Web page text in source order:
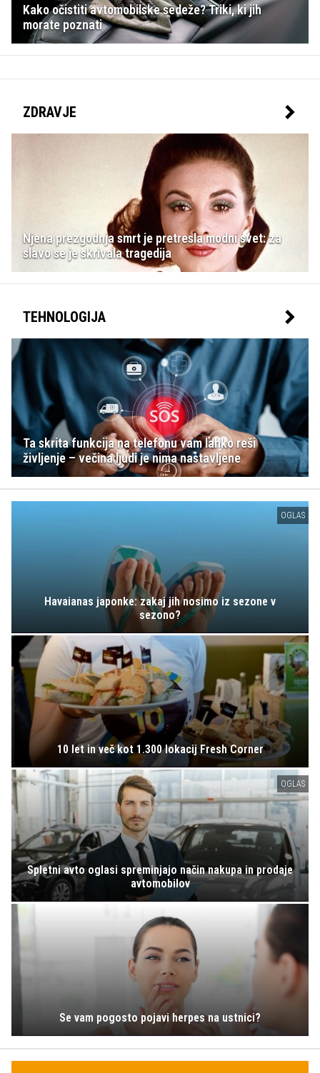
Kako očistiti avtomobilske sedeže? Triki, ki jih
morate poznati
ZDRAVJE
Njena prezgodnja smrt je pretresla modni svet: za
slavo se je skrivala tragedija
TEHNOLOGIJA
Ta skrita funkcija na telefonu vam lahko reši
življenje – večina ljudi je nima nastavljene
OGLAS
Havaianas japonke: zakaj jih nosimo iz sezone v
sezono?
10 let in več kot 1.300 lokacij Fresh Corner
OGLAS
Spletni avto oglasi spreminjajo način nakupa in prodaje
avtomobilov
Se vam pogosto pojavi herpes na ustnici?